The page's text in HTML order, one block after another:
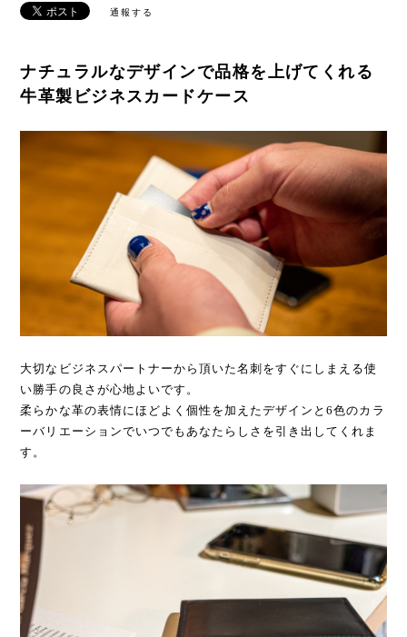
通報する
ナチュラルなデザインで品格を上げてくれる
牛革製ビジネスカードケース
大切なビジネスパートナーから頂いた名刺をすぐにしまえる使
い勝手の良さが心地よいです。
柔らかな革の表情にほどよく個性を加えたデザインと6色のカラ
ーバリエーションでいつでもあなたらしさを引き出してくれま
す。